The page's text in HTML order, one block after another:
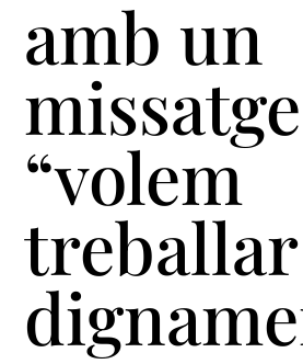
amb un
“volem
treballar